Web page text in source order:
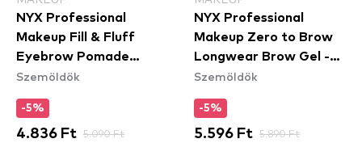
NYX Professional
Makeup Fill & Fluff
Eyebrow Pomade
Pencil
Blonde (FFEP01)
Szemöldök
-5%
4.836 Ft 5.090 Ft
NYX Professional
Makeup Zero to Brow
Longwear Brow Gel -
Auburn (ZTBG04) -
Szemöldök
-5%
5.596 Ft 5.890 Ft